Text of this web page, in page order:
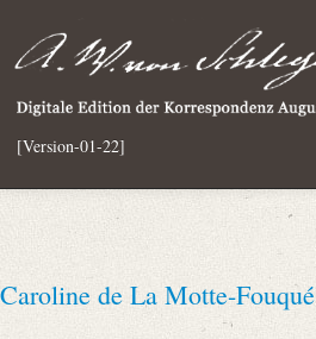
[Version-01-22]
Caroline de La Motte-Fouqué